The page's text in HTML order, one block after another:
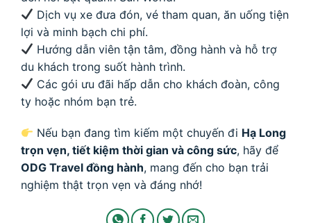
Dịch vụ xe đưa đón, vé tham quan, ăn uống tiện
lợi và minh bạch chi phí.
Hướng dẫn viên tận tâm, đồng hành và hỗ trợ
du khách trong suốt hành trình.
Các gói ưu đãi hấp dẫn cho khách đoàn, công
ty hoặc nhóm bạn trẻ.
Nếu bạn đang tìm kiếm một chuyến đi Hạ Long
trọn vẹn, tiết kiệm thời gian và công sức, hãy để
ODG Travel đồng hành, mang đến cho bạn trải
nghiệm thật trọn vẹn và đáng nhớ!